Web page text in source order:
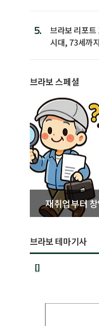
5.
브라보 리포트
시대, 73세까
브라보 스페셜
재취업부터
브라보 테마기사
[]